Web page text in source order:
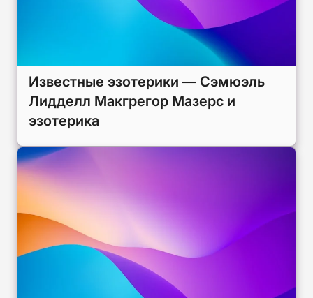
Известные эзотерики — Сэмюэль
Лидделл Макгрегор Мазерс и
эзотерика